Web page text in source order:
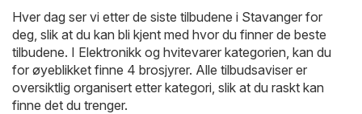
Hver dag ser vi etter de siste tilbudene i Stavanger for
deg, slik at du kan bli kjent med hvor du finner de beste
tilbudene. I Elektronikk og hvitevarer kategorien, kan du
for øyeblikket finne 4 brosjyrer. Alle tilbudsaviser er
oversiktlig organisert etter kategori, slik at du raskt kan
finne det du trenger.